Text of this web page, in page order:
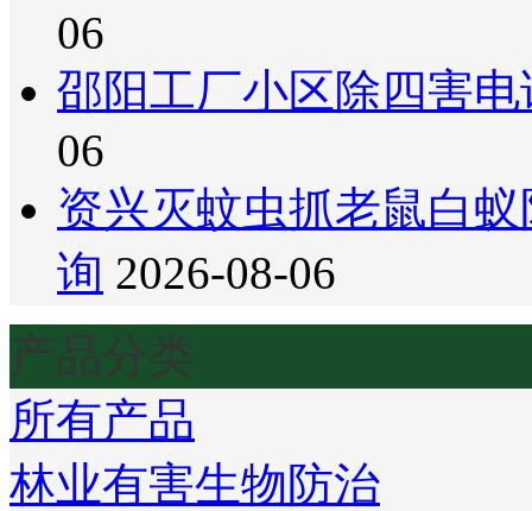
06
邵阳工厂小区除四害
06
资兴灭蚊虫抓老鼠白
询 2026-08-06
产品分类
所有产品
林业有害生物防治